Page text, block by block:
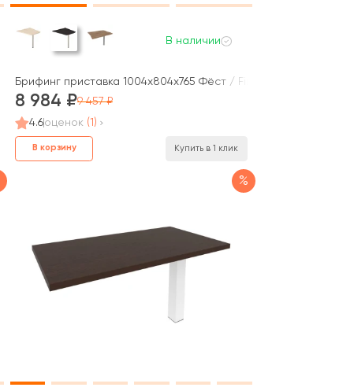
В наличии
Брифинг приставка 1004x804x765 Фёст / First
8 984
9 457
4.6оценок (1)
В корзину Купить в 1 клик
%